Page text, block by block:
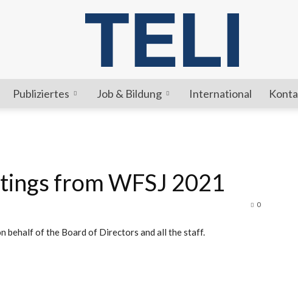
Publiziertes Job & Bildung International
from WFSJ 2021
0
behalf of the Board of Directors and all the staff.